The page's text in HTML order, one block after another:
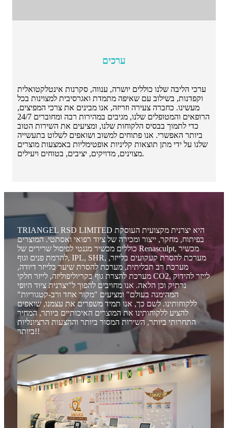
ערכים
ערכי הליבה שלנו כוללים יושרה, ענווה, סקרנות אינטלקטואלית
וקפדנות, בשילוב עם שאיפה מתמדת ואגרסיבית למצוינות בכל
מעשינו. כחברה צעירה וזריזה, אנו מבינים את צרכי המפיצים,
הרופאים והמטופלים שלנו, מגיבים במהירות רבה ומחוברים 24/7
כדי לתמוך בבסיס הלקוחות שלנו, ומציעים את השירות הטוב
ביותר האפשרי. אנו פתוחים למשוב ושואפים לשלוט בתעשייה
שלנו על ידי מתן תוצאות קליניות אופטימליות באמצעות מוצרים
מצוינים, מדויקים, יציבים, בטוחים ויעילים.
TRIANGEL RSD LIMITED היא יצרנית מקצועית העוסקת
בפיתוח, מחקר, ייצור ומכירה של ציוד רפואי ואסתטי. המוצרים
כוללים מכשיר מגנטי לפיסול שרירים של Renasculpt, מכשיר
להרמת פנים וגוף, IPL, SHR, מערכת להסרת קעקועים בלייזר,
מערכת רב תכליתית, מערכת להסרת שיער בלייזר דיודה,
מערכת להצרת גוף בקריוליפוליזה, לייזר חלקי CO2, לייזר להידוק
נרתיק וכן הלאה. אנו מחויבים להפוך ל"יצרנית ציוד היופי
המהימנה בעולם" ומציעים "מקור אחד ורב-קטגוריות"
ללקוחותינו. לשם כך, אנו תמיד משפרים את עצמנו, שואפים
להציע ללקוחותינו את המוצרים האיכותיים ביותר, המחיר
התחרותי ביותר, השירות המסור ביותר וההצעות הרציונליות
ביותר!!